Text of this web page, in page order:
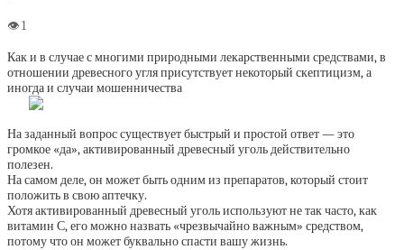
Как и в случае с многими природными лекарственными средствами, в
отношении древесного угля присутствует некоторый скептицизм, а
иногда и случаи мошенничества
На заданный вопрос существует быстрый и простой ответ — это
громкое «да», активированный древесный уголь действительно
полезен.
На самом деле, он может быть одним из препаратов, который стоит
положить в свою аптечку.
Хотя активированный древесный уголь используют не так часто, как
витамин С, его можно назвать «чрезвычайно важным» средством,
потому что он может буквально спасти вашу жизнь.